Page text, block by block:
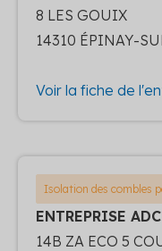
8 LES GOUIX
14310 ÉPINAY-
Voir la fiche de
Isolation des combles
ENTREPRISE
14B ZA ECO 5